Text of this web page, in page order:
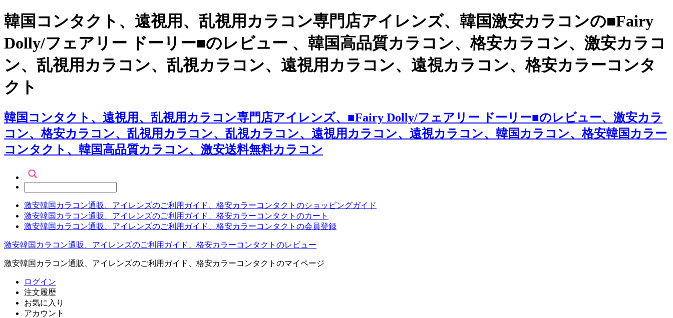
韓国コンタクト、遠視用、乱視用カラコン専門店アイレンズ、韓国激安カラコンの■Fairy
Dolly/フェアリー ドーリー■のレビュー 、韓国高品質カラコン、格安カラコン、激安カラコ
ン、乱視用カラコン、乱視カラコン、遠視用カラコン、遠視カラコン、格安カラーコンタ
クト
韓国コンタクト、遠視用、乱視用カラコン専門店アイレンズ、■Fairy Dolly/フェアリー ドーリー■のレビュー、激安カラ
コン、格安カラコン、乱視用カラコン、乱視カラコン、遠視用カラコン、遠視カラコン、韓国カラコン、格安韓国カラー
コンタクト、韓国高品質カラコン、激安送料無料カラコン
激安韓国カラコン通販、アイレンズのご利用ガイド、格安カラーコンタクトのショッピングガイド
激安韓国カラコン通販、アイレンズのご利用ガイド、格安カラーコンタクトのカート
激安韓国カラコン通販、アイレンズのご利用ガイド、格安カラーコンタクトの会員登録
激安韓国カラコン通販、アイレンズのご利用ガイド、格安カラーコンタクトのレビュー
激安韓国カラコン通販、アイレンズのご利用ガイド、格安カラーコンタクトのマイページ
ログイン
注文履歴
お気に入り
アカウント